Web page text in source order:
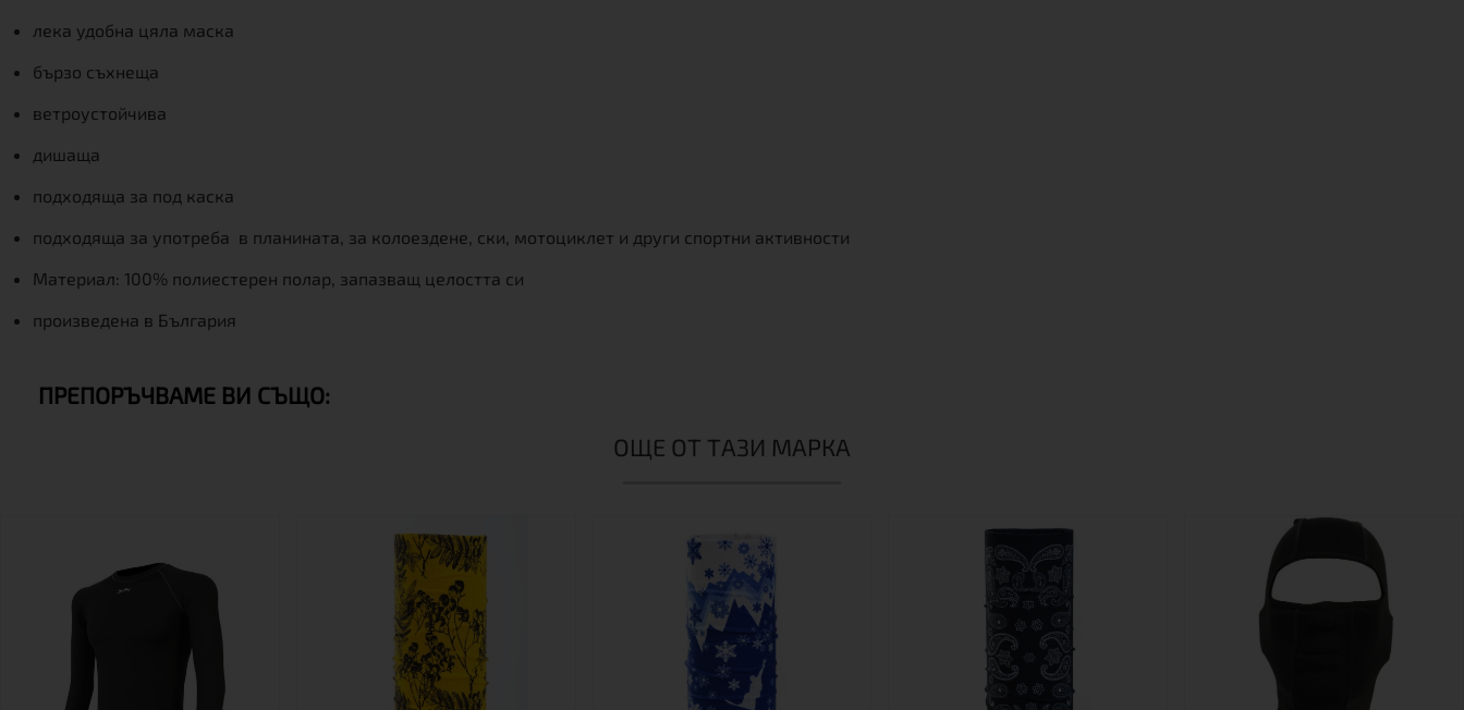
лека удобна цяла маска
бързо съхнеща
ветроустойчива
дишаща
подходяща за под каска
подходяща за употреба в планината, за колоездене, ски, мотоциклет и други спортни активности
Материал: 100% полиестерен полар, запазващ целостта си
произведена в България
ПРЕПОРЪЧВАМЕ ВИ СЪЩО:
ОЩЕ ОТ ТАЗИ МАРКА